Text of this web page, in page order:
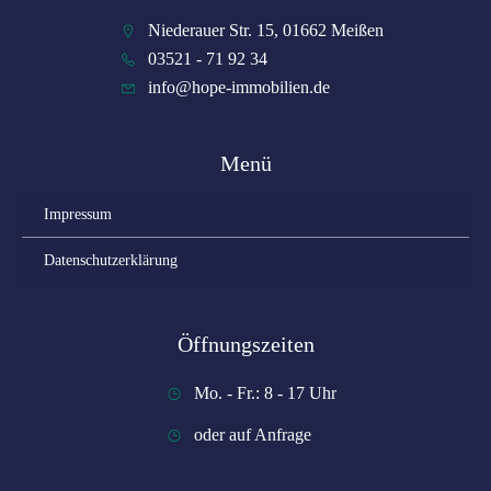
Niederauer Str. 15, 01662 Meißen
03521 - 71 92 34
info@hope-immobilien.de
Menü
Impressum
Datenschutzerklärung
Öffnungszeiten
Mo. - Fr.: 8 - 17 Uhr
oder auf Anfrage